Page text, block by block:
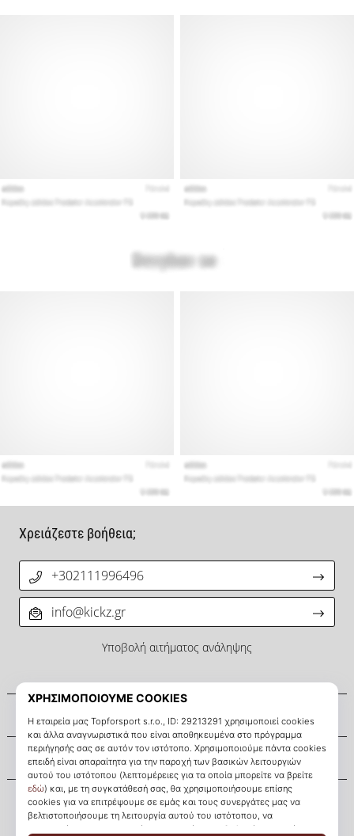
Σχετικά μ' εμάς
Εξυπηρέτηση πελατών
Χρειάζεστε βοήθεια;
+302111996496
info@kickz.gr
Υποβολή αιτήματος ανάληψης